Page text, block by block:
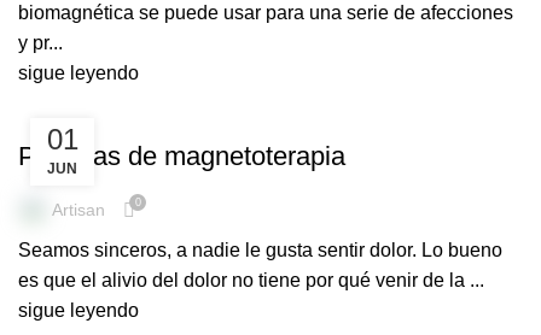
biomagnética se puede usar para una serie de afecciones
y pr...
sigue leyendo
01
JUN
Pulseras de magnetoterapia
Artisan 0
Seamos sinceros, a nadie le gusta sentir dolor. Lo bueno
es que el alivio del dolor no tiene por qué venir de la ...
sigue leyendo